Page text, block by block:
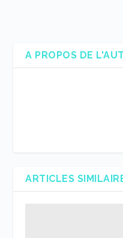
A PROPOS DE
ARTICLES